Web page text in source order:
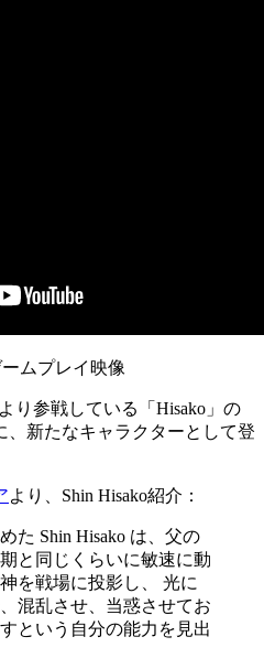
ームプレイ映像
り参戦している「Hisako」の
、新たなキャラクターとして登
より、Shin Hisako紹介：
た Shin Hisako は、父の
と同じくらいに敏速に動
を戦場に投影し、 光に
混乱させ、当惑させてお
という自分の能力を見出